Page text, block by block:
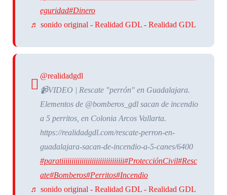
eguridad#Dinero
♬ sonido original - Realidad GDL - Realidad GDL
@realidadgdl
📹VIDEO | Rescate "perrón" en Guadalajara.
Elementos de @bomberos_gdl sacan de incendio
a 5 perritos, en Colonia Arcos Vallarta.
https://realidadgdl.com/rescate-perron-en-
guadalajara-sacan-de-incendio-a-5-canes/6400
#paratiiiiiiiiiiiiiiiiiiiiiiiiiiiiiii#ProtecciónCivil#Resc
ate#Bomberos#Perritos#Incendio
♬ sonido original - Realidad GDL - Realidad GDL